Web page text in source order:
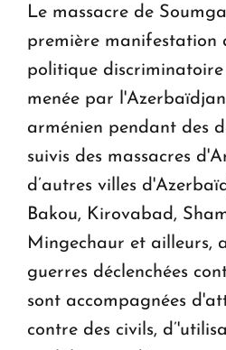
Le massacre de
première manifestation
politique
menée par
arménien pendant des
suivis des massacres
d’autres villes
Bakou, Kirovabad,
Mingechaur et ailleurs,
guerres déclenchées
sont accompagnées
contre des civils,